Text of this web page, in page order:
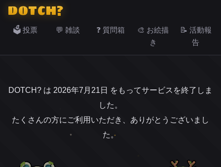
DOTCH?
🗳️ 投票 💬 雑談 ❓ 質問箱
🎨 お絵描
き
📝 活動報
告
DOTCH? は 2026年7月21日 をもってサービスを終了しま
した。
たくさんの方にご利用いただき、ありがとうございまし
た。